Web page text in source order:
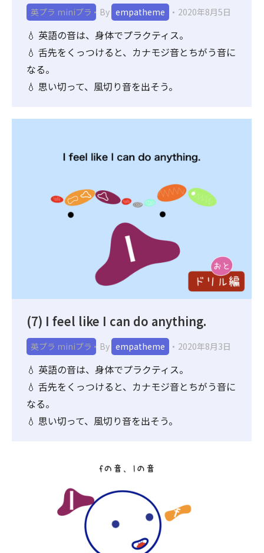
英プラ miniプラ By empatheme 2020年8月5日
💧 英語の音は、身体でプラクティス。
💧 舌先をくっつけると、カナモジ音とちがう音に
なる。
💧 思い切って、風切り音を出そう。
(7) I feel like I can do anything.
英プラ miniプラ By empatheme 2020年8月3日
💧 英語の音は、身体でプラクティス。
💧 舌先をくっつけると、カナモジ音とちがう音に
なる。
💧 思い切って、風切り音を出そう。